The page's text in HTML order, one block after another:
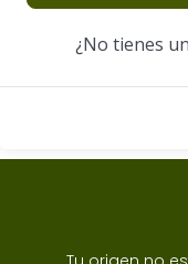
¿No tienes